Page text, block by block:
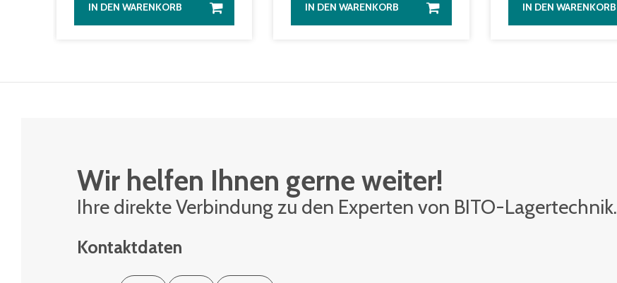
IN DEN WARENKORB IN DEN WARENKORB IN DEN WARENKORB
Wir helfen Ihnen gerne weiter!
Ihre di­rek­te Ver­bin­dung zu den Ex­per­ten von BITO-La­ger­tech­nik.
Kontaktdaten